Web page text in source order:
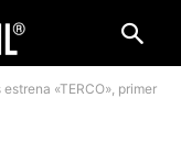
«TERCO», primer